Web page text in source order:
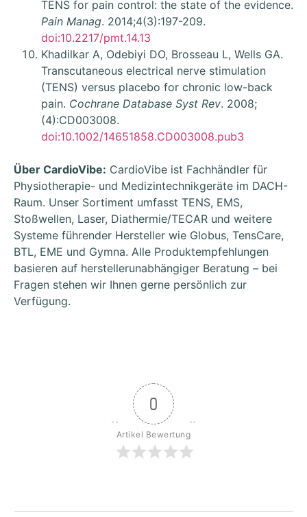
TENS for pain control: the state of the evidence.
Pain Manag. 2014;4(3):197-209.
doi:10.2217/pmt.14.13
Khadilkar A, Odebiyi DO, Brosseau L, Wells GA.
Transcutaneous electrical nerve stimulation
(TENS) versus placebo for chronic low-back
pain. Cochrane Database Syst Rev. 2008;
(4):CD003008.
doi:10.1002/14651858.CD003008.pub3
Über CardioVibe: CardioVibe ist Fachhändler für
Physiotherapie- und Medizintechnikgeräte im DACH-
Raum. Unser Sortiment umfasst TENS, EMS,
Stoßwellen, Laser, Diathermie/TECAR und weitere
Systeme führender Hersteller wie Globus, TensCare,
BTL, EME und Gymna. Alle Produktempfehlungen
basieren auf herstellerunabhängiger Beratung – bei
Fragen stehen wir Ihnen gerne persönlich zur
Verfügung.
0
Artikel Bewertung